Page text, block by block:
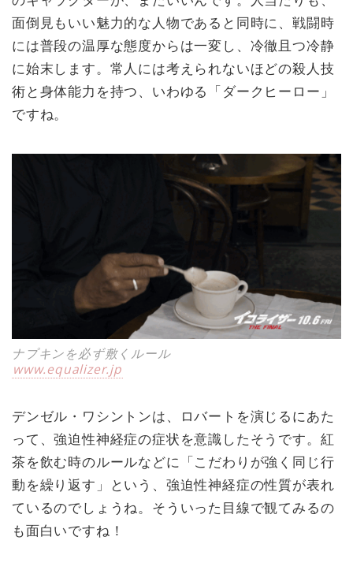
面倒見もいい魅力的な人物であると同時に、戦闘時
には普段の温厚な態度からは一変し、冷徹且つ冷静
に始末します。常人には考えられないほどの殺人技
術と身体能力を持つ、いわゆる「ダークヒーロー」
ですね。
ナプキンを必ず敷くルール
www.equalizer.jp
デンゼル・ワシントンは、ロバートを演じるにあた
って、強迫性神経症の症状を意識したそうです。紅
茶を飲む時のルールなどに「こだわりが強く同じ行
動を繰り返す」という、強迫性神経症の性質が表れ
ているのでしょうね。そういった目線で観てみるの
も面白いですね！